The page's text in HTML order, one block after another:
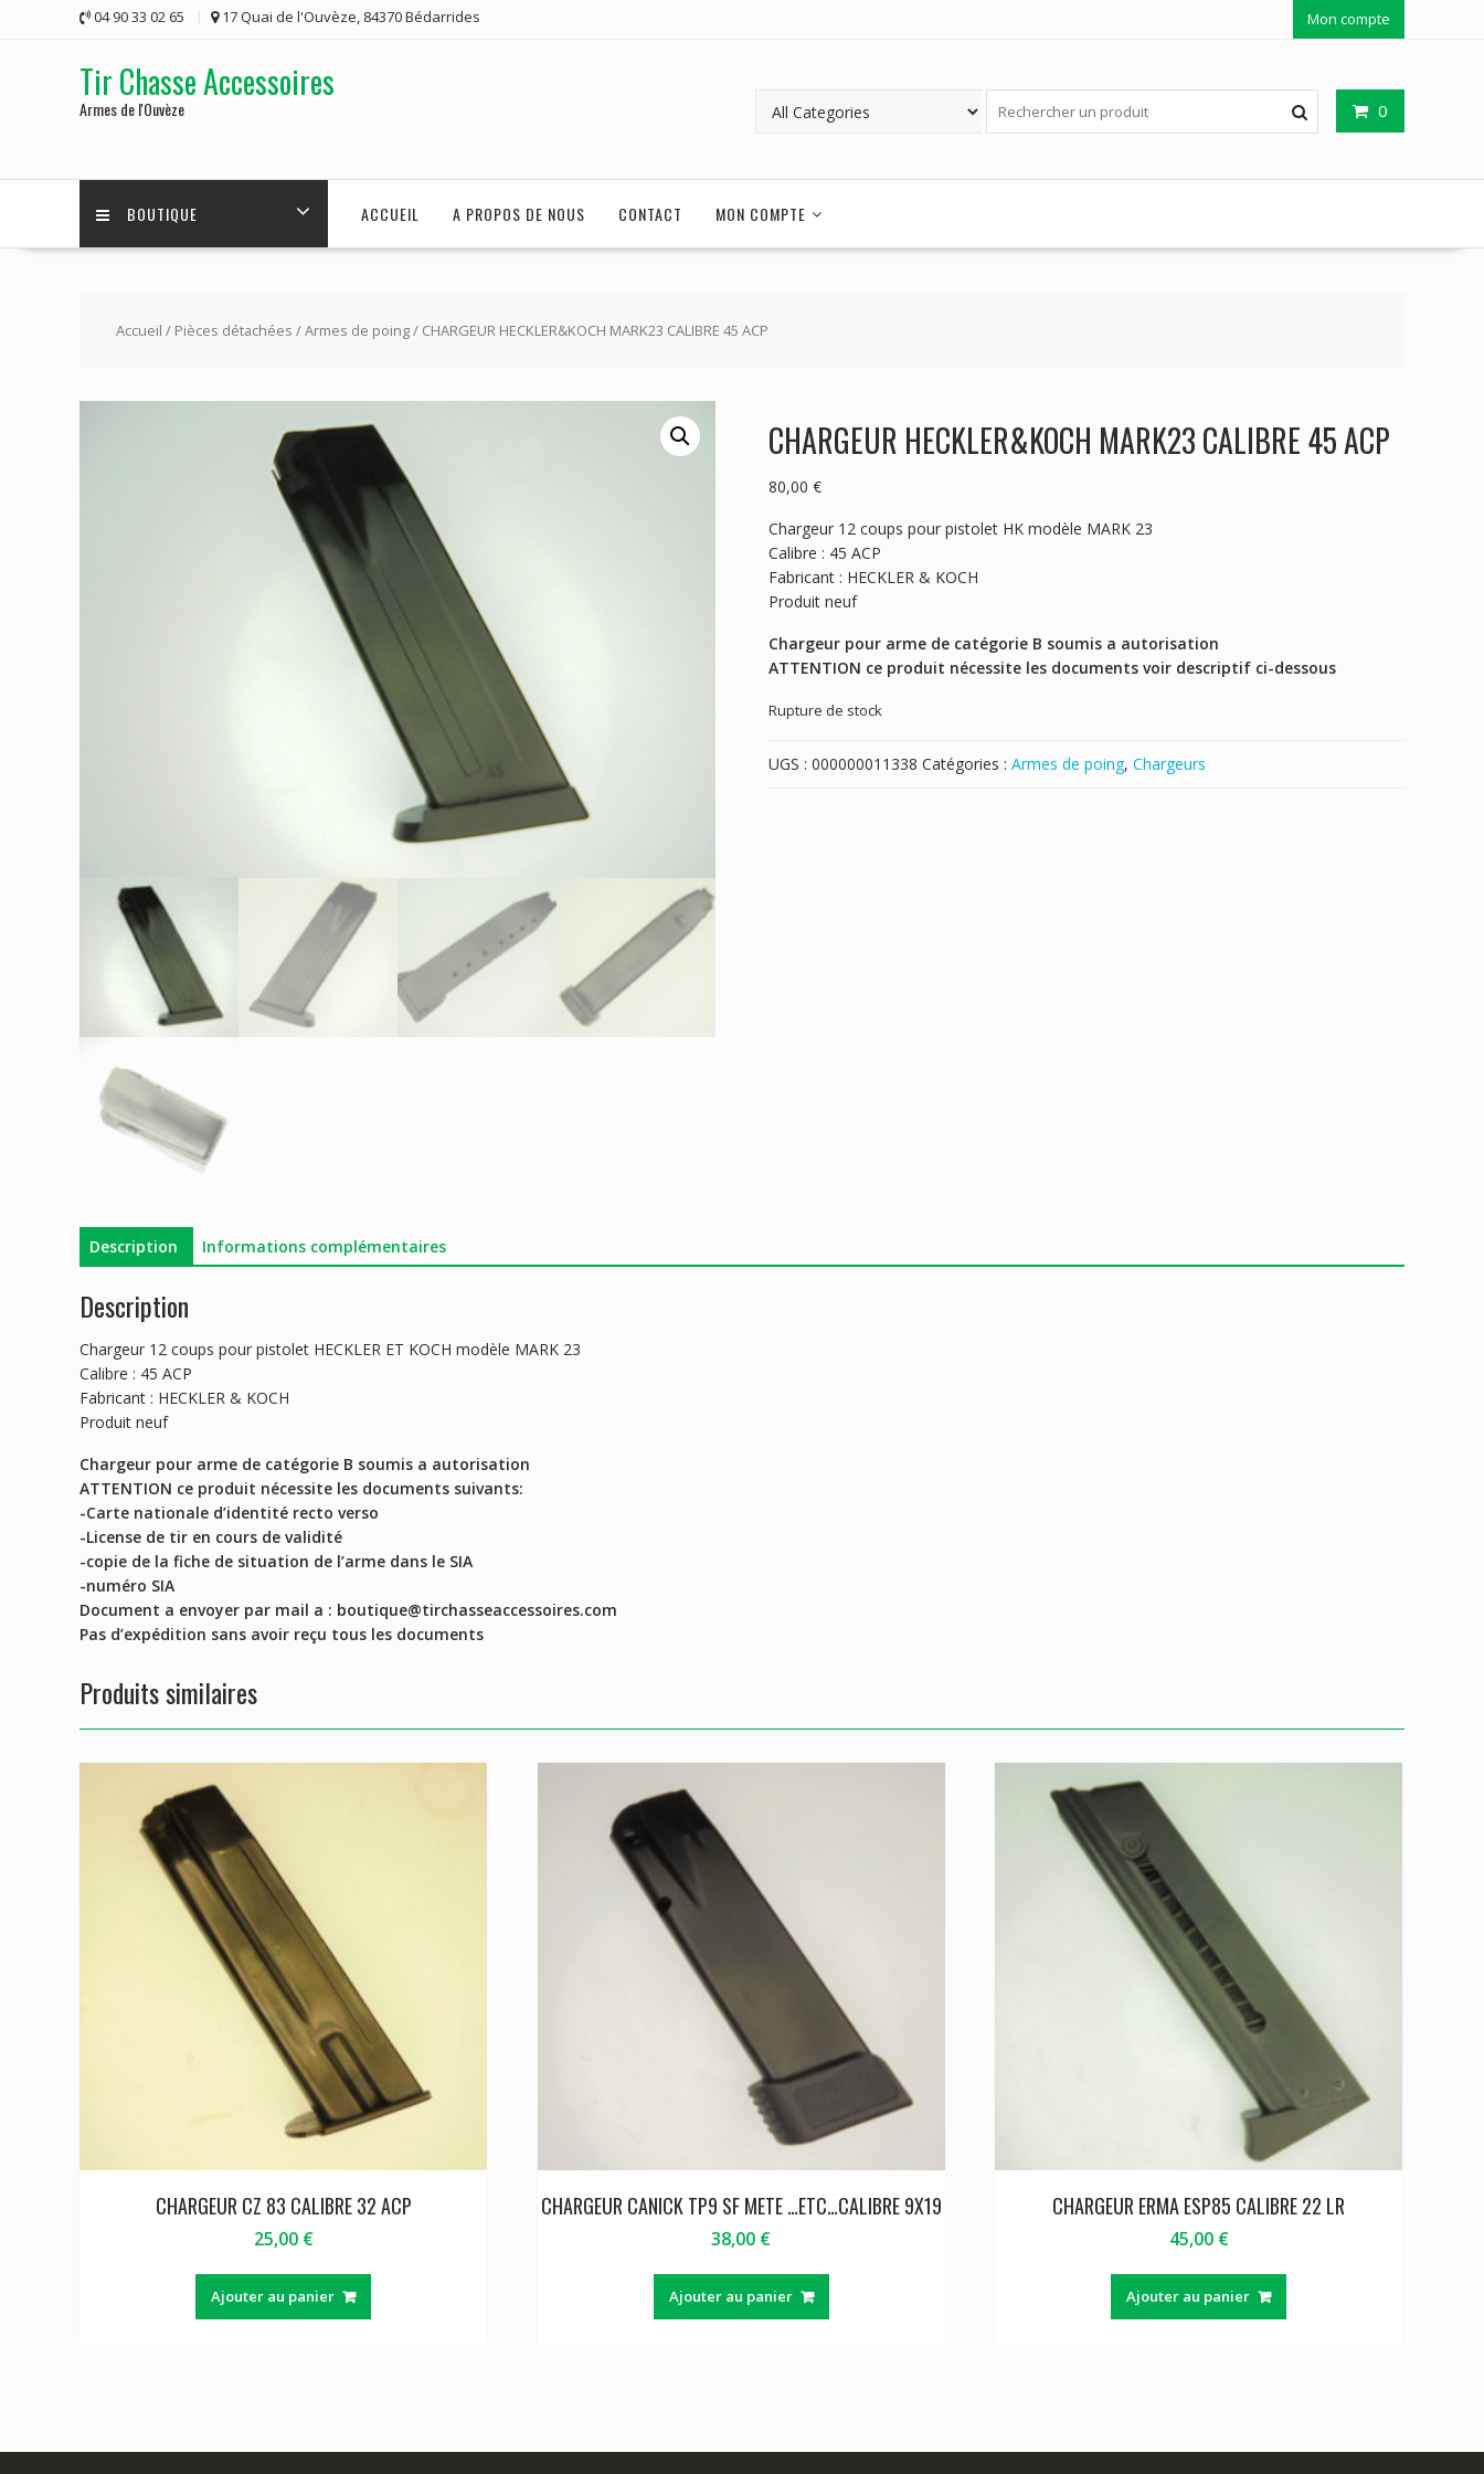
04 90 33 02 65 17 Quai de l'Ouvèze, 84370 Bédarrides Mon compte
Tir Chasse Accessoires
Armes de l'Ouvèze 0
BOUTIQUE ACCUEIL A PROPOS DE NOUS CONTACT MON COMPTE
Accueil / Pièces détachées /Armes de poing/ CHARGEUR HECKLER&KOCH MARK23 CALIBRE 45 ACP
CHARGEUR HECKLER&KOCH MARK23 CALIBRE 45 ACP
80,00 €
Chargeur 12 coups pour pistolet HK modèle MARK 23
Calibre : 45 ACP
Fabricant : HECKLER & KOCH
Produit neuf
Chargeur pour arme de catégorie B soumis a autorisation
ATTENTION ce produit nécessite les documents voir descriptif ci-dessous
Rupture de stock
UGS : 000000011338 Catégories : Armes de poing, Chargeurs
Description Informations complémentaires
Description
Chargeur 12 coups pour pistolet HECKLER ET KOCH modèle MARK 23
Calibre : 45 ACP
Fabricant : HECKLER & KOCH
Produit neuf
Chargeur pour arme de catégorie B soumis a autorisation
ATTENTION ce produit nécessite les documents suivants:
-Carte nationale d’identité recto verso
-License de tir en cours de validité
-copie de la fiche de situation de l’arme dans le SIA
-numéro SIA
Document a envoyer par mail a : boutique@tirchasseaccessoires.com
Pas d’expédition sans avoir reçu tous les documents
Produits similaires
CHARGEUR CZ 83 CALIBRE 32 ACP
25,00 €
Ajouter au panier
CHARGEUR CANICK TP9 SF METE …ETC…CALIBRE 9X19
38,00 €
Ajouter au panier
CHARGEUR ERMA ESP85 CALIBRE 22 LR
45,00 €
Ajouter au panier